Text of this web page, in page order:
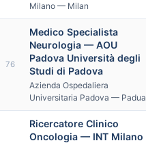
Milano — Milan
76
Medico Specialista
Neurologia — AOU
Padova Università degli
Studi di Padova
Azienda Ospedaliera
Universitaria Padova — Padua
Ricercatore Clinico
Oncologia — INT Milano